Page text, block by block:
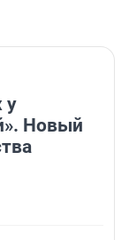
у
Новый